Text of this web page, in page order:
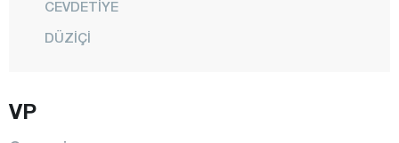
CEVDETİYE
DÜZİÇİ
VP